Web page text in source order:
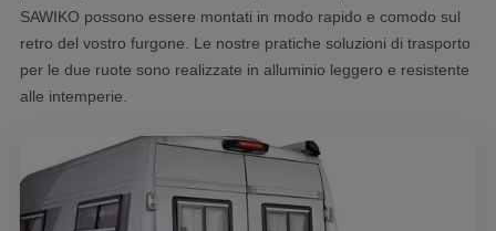
SAWIKO possono essere montati in modo rapido e comodo sul
retro del vostro furgone. Le nostre pratiche soluzioni di trasporto
per le due ruote sono realizzate in alluminio leggero e resistente
alle intemperie.